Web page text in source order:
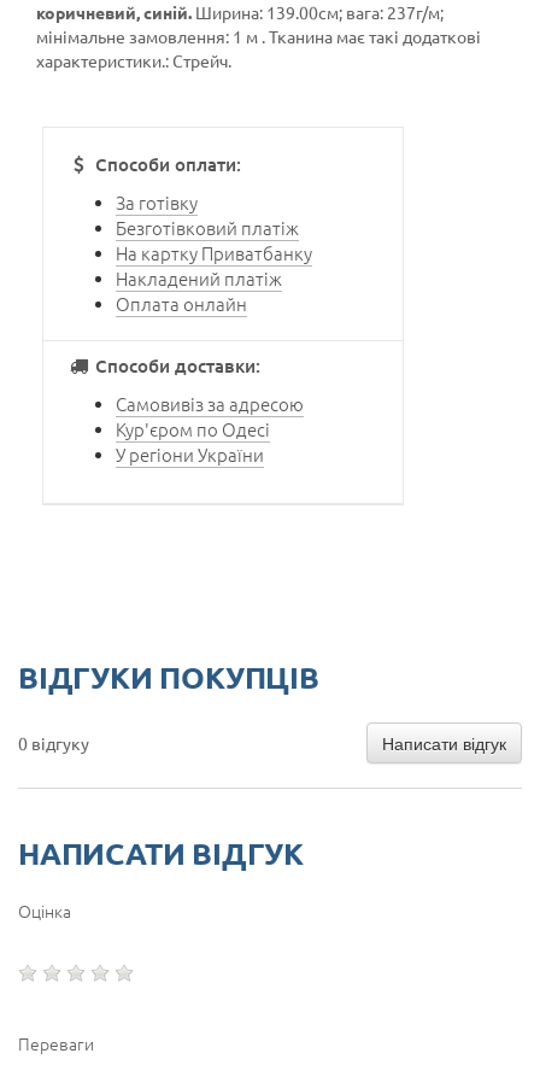
коричневий, синій. Ширина: 139.00см; вага: 237г/м;
мінімальне замовлення: 1 м . Тканина має такі додаткові
характеристики.: Стрейч.
Способи оплати:
За готівку
Безготівковий платіж
На картку Приватбанку
Накладений платіж
Оплата онлайн
Способи доставки:
Самовивіз за адресою
Кур'єром по Одесі
У регіони України
ВІДГУКИ ПОКУПЦІВ
0 відгуку Написати відгук
НАПИСАТИ ВІДГУК
Оцінка
Переваги